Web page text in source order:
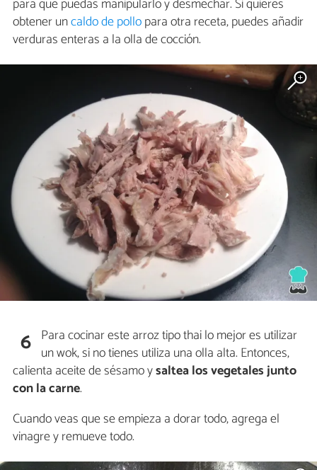
obtener uncaldo de pollopara otra receta, puedes añadir
verduras enteras a la olla de cocción.
6 Para cocinar este arroz tipo thai lo mejor es utilizar
un wok, si no tienes utiliza una olla alta. Entonces,
calienta aceite de sésamo ysaltea los vegetales junto
con la carne.
Cuando veas que se empieza a dorar todo, agrega el
vinagre y remueve todo.